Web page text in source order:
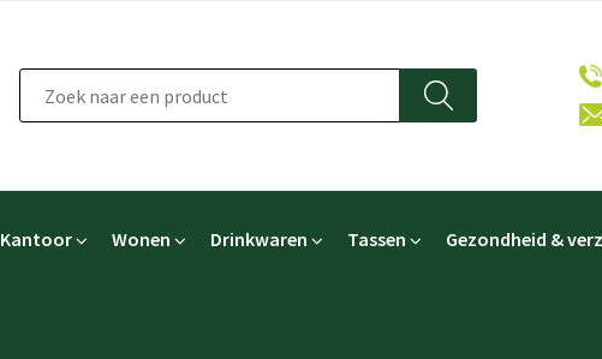
Kantoor Wonen Drinkwaren Tassen Gezondheid &